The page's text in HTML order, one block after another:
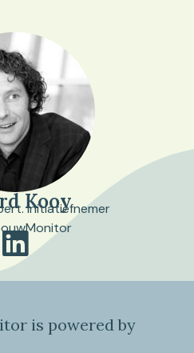
Kooy
Initiatiefnemer
is powered by